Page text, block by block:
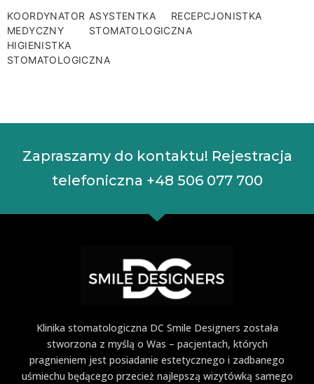
KOORDYNATOR
MEDYCZNY
HIGIENISTKA
STOMATOLOGICZNA
ASYSTENTKA
STOMATOLOGICZNA
RECEPCJONISTKA
Zapraszamy do kontaktu! Rejestracja
telefoniczna +48 506 077 700
Klinika stomatologiczna DC Smile Designers została
stworzona z myślą o Was – pacjentach, których
pragnieniem jest posiadanie estetycznego i zadbanego
uśmiechu będącego przecież najlepszą wizytówką samego